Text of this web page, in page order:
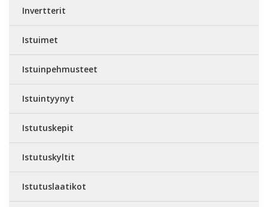
Invertterit
Istuimet
Istuinpehmusteet
Istuintyynyt
Istutuskepit
Istutuskyltit
Istutuslaatikot